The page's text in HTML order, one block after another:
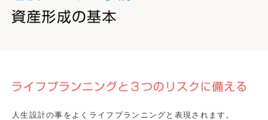
人生設計の事をよくライフプランニングと表現されます。